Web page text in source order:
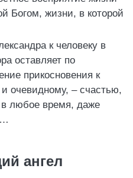
Богом, жизни, в которой
к человеку в
оставляет по
прикосновения к
очевидному, – счастью,
в любое время, даже
ангел